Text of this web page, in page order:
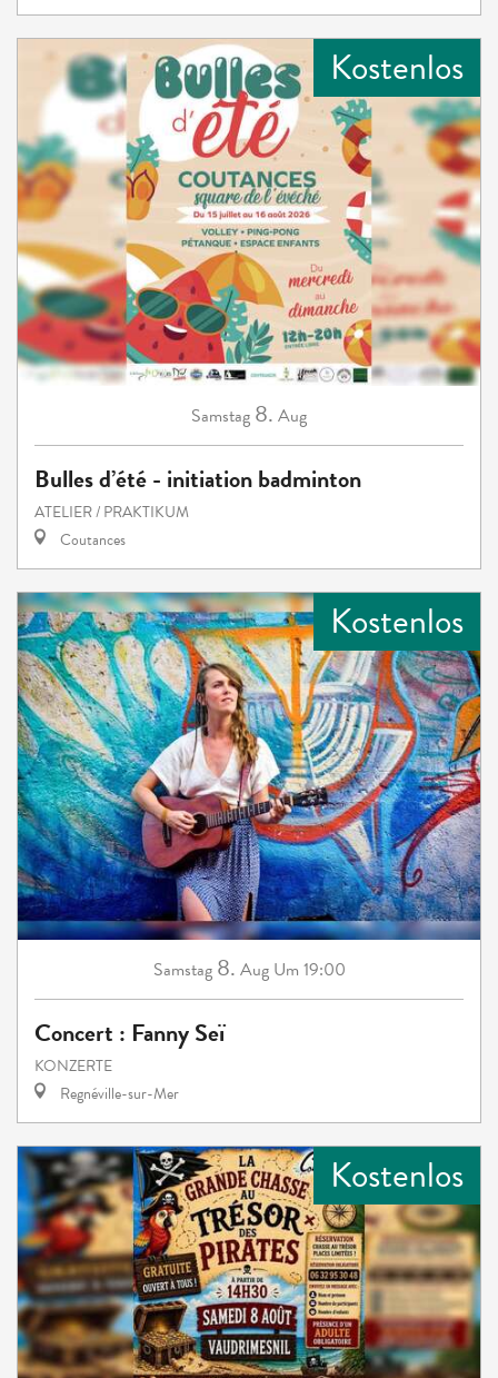
Kostenlos
Samstag 8. Aug
Bulles d’été - initiation badminton
ATELIER / PRAKTIKUM
Coutances
Kostenlos
Samstag 8. Aug Um 19:00
Concert : Fanny Seï
KONZERTE
Regnéville-sur-Mer
Kostenlos